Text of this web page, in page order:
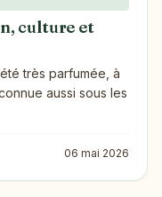
culture et
très parfumée, à
aussi sous les
06 mai 2026